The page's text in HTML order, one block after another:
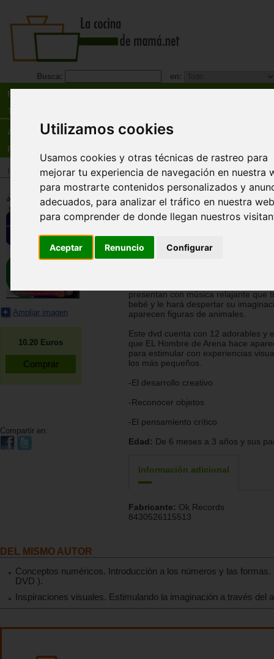
Utilizamos cookies
Usamos cookies y otras técnicas de rastreo para
mejorar tu experiencia de navegación en nuestra
para mostrarte contenidos personalizados y
adecuados, para analizar el tráfico en nuestra
para comprender de donde llegan nuestros
Aceptar Renuncio Configurar
Busca: en:
Recetas
Tienda
Actualidad
Registro
Tienda>Libros>¡Promociones y liquidaciones!
Ampliar imagen
10.20 Euros
Compartir en:
El hombre de arena.
animales. Dibujos en la
Baby First
presentan con música relajante que
bebé y le hará despertar su
aparecen figuras de animales.
Este dvd cuenta con 12 adorables y
que EL Hombre de Arena hace
para estimular con experiencias
los más pequeños.
-El desarrollo creativo
-Reconocer objetos
-El pensamiento crítico
Edad: De 6 meses a 3 años y sus
Información adicional
Fabricante: Ok Records
8430526115513
DEL MISMO AUTOR
Conceptos numéricos. Introducción a los números y las formas.
DVD ).
Inspiraciones visuales. Estimulando la imaginación a través del